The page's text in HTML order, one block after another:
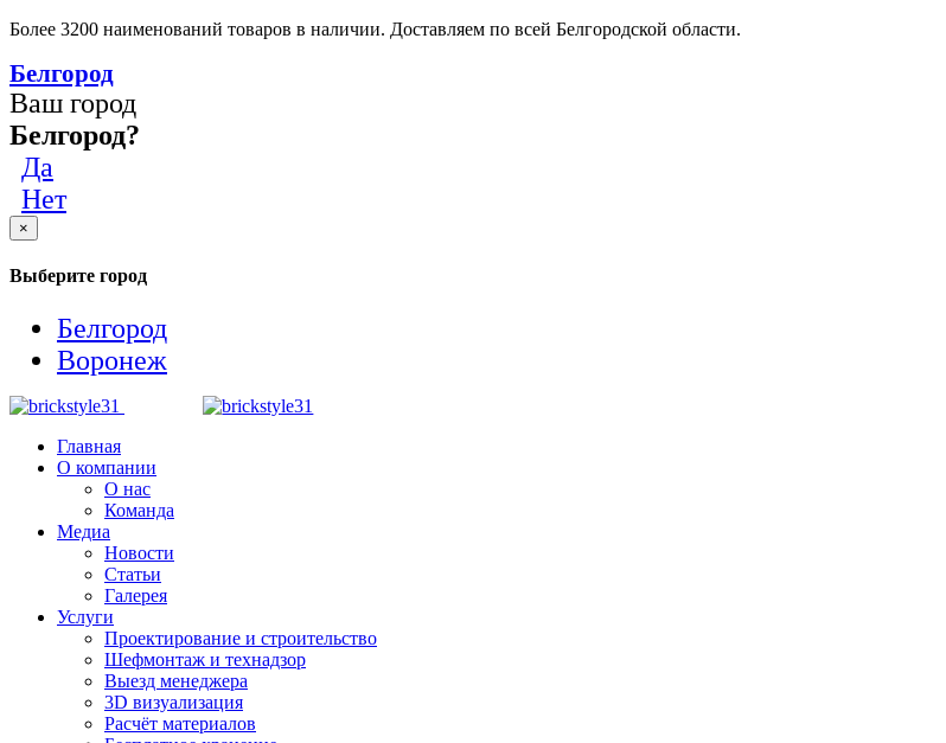
Более 3200 наименований товаров в наличии. Доставляем по всей Белгородской области.
Белгород
Ваш город
Белгород?
Да
Нет
×
Выберите город
Белгород
Воронеж
Главная
О компании
О нас
Команда
Медиа
Новости
Статьи
Галерея
Услуги
Проектирование и строительство
Шефмонтаж и технадзор
Выезд менеджера
3D визуализация
Расчёт материалов